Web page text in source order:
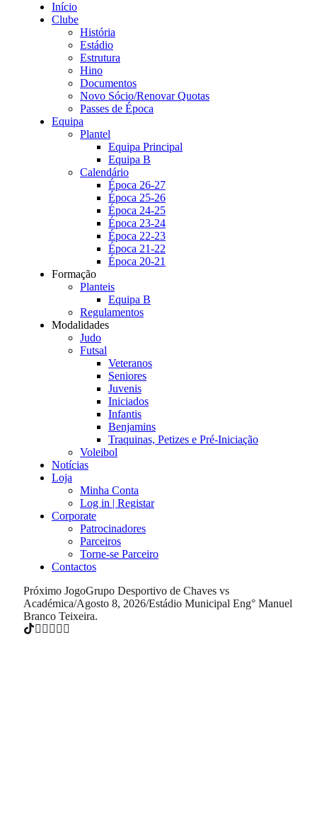
Início
Clube
História
Estádio
Estrutura
Hino
Documentos
Novo Sócio/Renovar Quotas
Passes de Época
Equipa
Plantel
Equipa Principal
Equipa B
Calendário
Época 26-27
Época 25-26
Época 24-25
Época 23-24
Época 22-23
Época 21-22
Época 20-21
Formação
Planteis
Equipa B
Regulamentos
Modalidades
Judo
Futsal
Veteranos
Seniores
Juvenis
Iniciados
Infantis
Benjamins
Traquinas, Petizes e Pré-Iniciação
Voleibol
Notícias
Loja
Minha Conta
Log in | Registar
Corporate
Patrocinadores
Parceiros
Torne-se Parceiro
Contactos
Próximo JogoGrupo Desportivo de Chaves vs
Académica/Agosto 8, 2026/Estádio Municipal Eng° Manuel
Branco Teixeira.